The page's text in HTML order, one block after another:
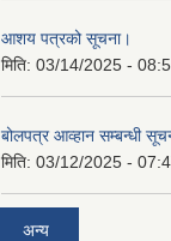
आशय पत्रको सूचना।
मिति: 03/14/2025 -
बोलपत्र आव्हान सम्बन्धी
मिति: 03/12/2025 -
अन्य